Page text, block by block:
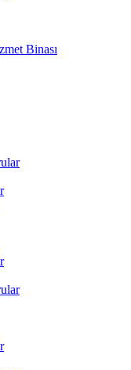
Binası